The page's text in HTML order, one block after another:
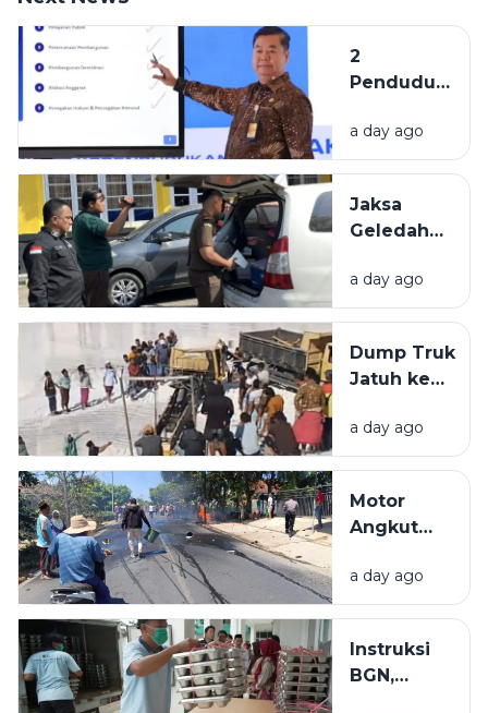
2
Penduduk
Indonesia
Berasal
Bangkalan
dan
a day ago
Jaksa
Geledah
PUPR
Pamekasan,
Terkait
Proyek
Miliar.
a day ago
Dump Truk
Jatuh ke
Galian C di
Pamekasan,
Selamat
a day ago
Motor
Angkut
BBM
Terbakar
Pikap di
Pamekasan,
a day ago
Instruksi
BGN,